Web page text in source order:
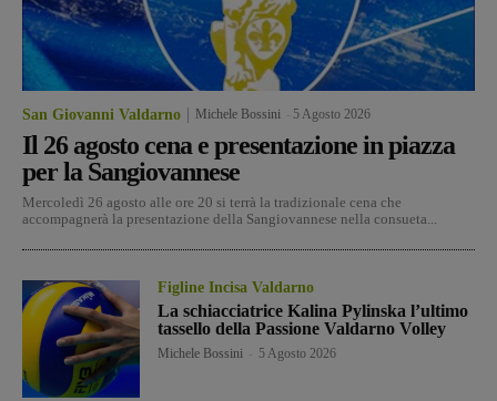
San Giovanni Valdarno Michele Bossini 5 Agosto 2026
Il 26 agosto cena e presentazione in piazza
per la Sangiovannese
Mercoledì 26 agosto alle ore 20 si terrà la tradizionale cena che
accompagnerà la presentazione della Sangiovannese nella consueta...
Figline Incisa Valdarno
La schiacciatrice Kalina Pylinska l’ultimo
tassello della Passione Valdarno Volley
Michele Bossini 5 Agosto 2026